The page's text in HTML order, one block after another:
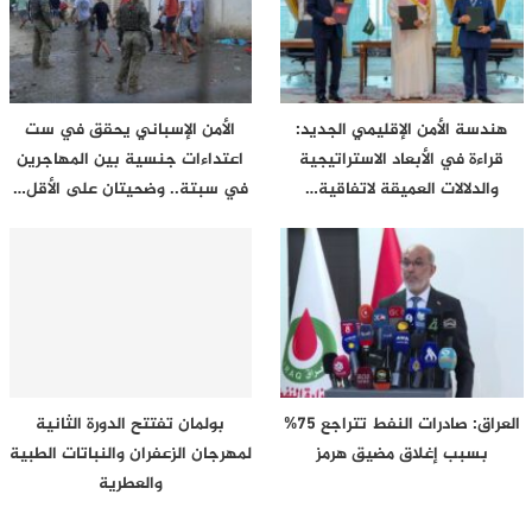
هندسة الأمن الإقليمي الجديد:
قراءة في الأبعاد الاستراتيجية
والدلالات العميقة لاتفاقية…
الأمن الإسباني يحقق في ست
اعتداءات جنسية بين المهاجرين
في سبتة.. وضحيتان على الأقل…
العراق: صادرات النفط تتراجع 75%
بسبب إغلاق مضيق هرمز
بولمان تفتتح الدورة الثانية
لمهرجان الزعفران والنباتات الطبية
والعطرية